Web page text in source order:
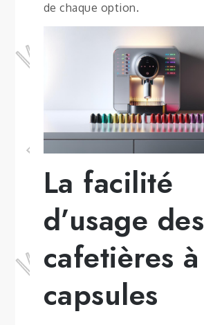
de chaque option.
La facilité
d’usage des
cafetières à
capsules